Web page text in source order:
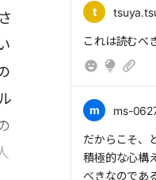
下地を作りた
t
もっと読む
これは読むべ
m ms-
もっと読む
だからこそ、
積極的な心構
べきなのであ